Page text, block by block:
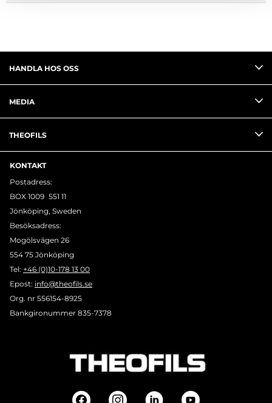
HANDLA HOS OSS
MEDIA
THEOFILS
KONTAKT
Postadress:
BOX 1009 551 11
Jönköping, Sweden
Besöksadress:
Mogölsvägen 26
554 75 Jönköping
Tel: +46 (0)10-178 13 00
Epost: info@theofils.se
Org. nr 556154-8925
Bankgironummer 835-7378